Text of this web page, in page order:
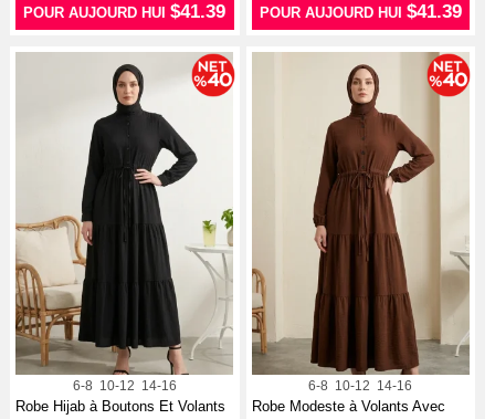
POUR AUJOURD HUI$41.39 POUR AUJOURD HUI $41.39
6-8 10-12 14-16
Robe Hijab à Boutons Et Volants
6-8 10-12 14-16
Robe Modeste à Volants Avec